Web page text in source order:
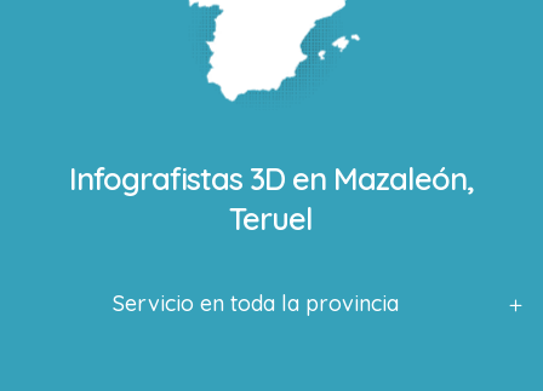
Infografistas 3D en Mazaleón,
Teruel
Servicio en toda la provincia